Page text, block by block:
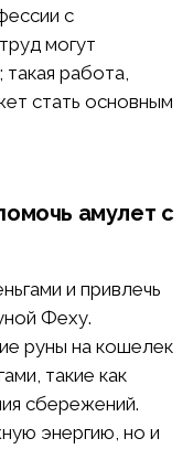
с
могут
такая работа,
стать основным
амулет с
и привлечь
Феху.
руны на кошелек
такие как
сбережений.
энергию, но и